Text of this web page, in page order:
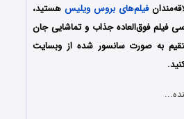
فیلم‌های بروس ویلیسهستید،
فیلم فوق‌العاده جذاب و تماشایی جان
مستقیم به صورت سانسور شده از وبسایت